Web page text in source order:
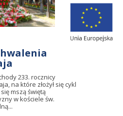
233. rocznicy
na które złożył się cykl
mszą świętą
w kościele św.